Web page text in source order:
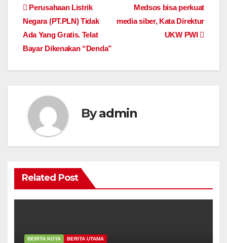
Navigasi
pos
Medsos bisa perkuat
media siber, Kata Direktur
UKW PWI
Perusahaan Listrik
Negara (PT.PLN) Tidak
Ada Yang Gratis. Telat
Bayar Dikenakan “Denda”
Byadmin
Related Post
BERITA KOTA BERITA UTAMA